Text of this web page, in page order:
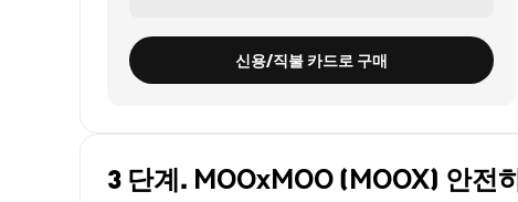
신용/직불 카드로 구매
3 단계. MOOxMOO (MOOX) 안전